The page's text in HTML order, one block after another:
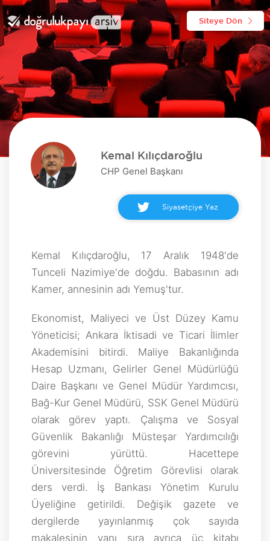
Siteye Dön
Kemal Kılıçdaroğlu
CHP Genel Başkanı
Siyasetçiye Yaz
Kemal Kılıçdaroğlu, 17 Aralık 1948'de
Tunceli Nazimiye'de doğdu. Babasının adı
Kamer, annesinin adı Yemuş'tur.
Ekonomist, Maliyeci ve Üst Düzey Kamu
Yöneticisi; Ankara İktisadi ve Ticari İlimler
Akademisini bitirdi. Maliye Bakanlığında
Hesap Uzmanı, Gelirler Genel Müdürlüğü
Daire Başkanı ve Genel Müdür Yardımcısı,
Bağ-Kur Genel Müdürü, SSK Genel Müdürü
olarak görev yaptı. Çalışma ve Sosyal
Güvenlik Bakanlığı Müsteşar Yardımcılığı
görevini yürüttü. Hacettepe
Üniversitesinde Öğretim Görevlisi olarak
ders verdi. İş Bankası Yönetim Kurulu
Üyeliğine getirildi. Değişik gazete ve
dergilerde yayınlanmış çok sayıda
makalesinin yanı sıra ayrıca üç kitabı